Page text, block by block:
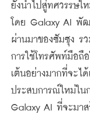
ยังนำไปสู่ทศวรรษใ
โดย Galaxy AI พั
ผ่านมาของซัมซุง รว
การใช้โทรศัพท์มือ
เต้นอย่างมากที่จะไ
ประสบการณ์ใหม่ใน
Galaxy AI ที่จะมาส